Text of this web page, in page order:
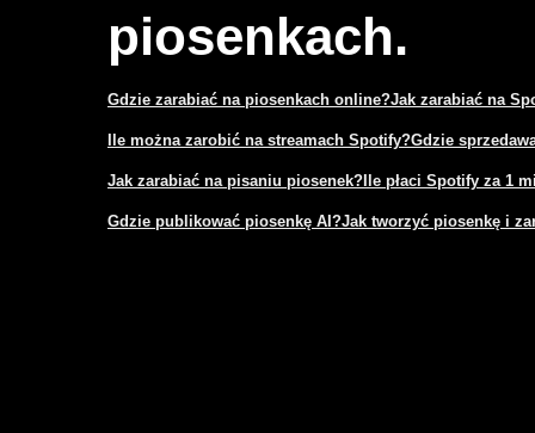
piosenkach.
Gdzie zarabiać na piosenkach online?Jak zarabiać na
Ile można zarobić na streamach Spotify?Gdzie
Jak zarabiać na pisaniu piosenek? Ile płaci Spotify za 1
Gdzie publikować piosenkę AI?Jak tworzyć piosenkę i